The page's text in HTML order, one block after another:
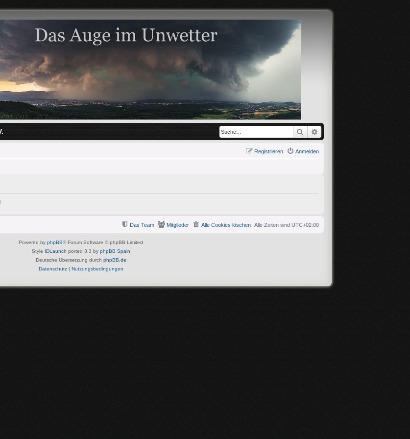
Suche
Anmelden
Registrieren
Alle Zeiten sind UTC+02:00
Alle Cookies löschen
Mitglieder
Das Team
Powered by phpBB® Forum Software © phpBB Limited
Style IDLaunch ported 3.3 by phpBB Spain
Deutsche Übersetzung durch phpBB.de
Datenschutz| Nutzungsbedingungen